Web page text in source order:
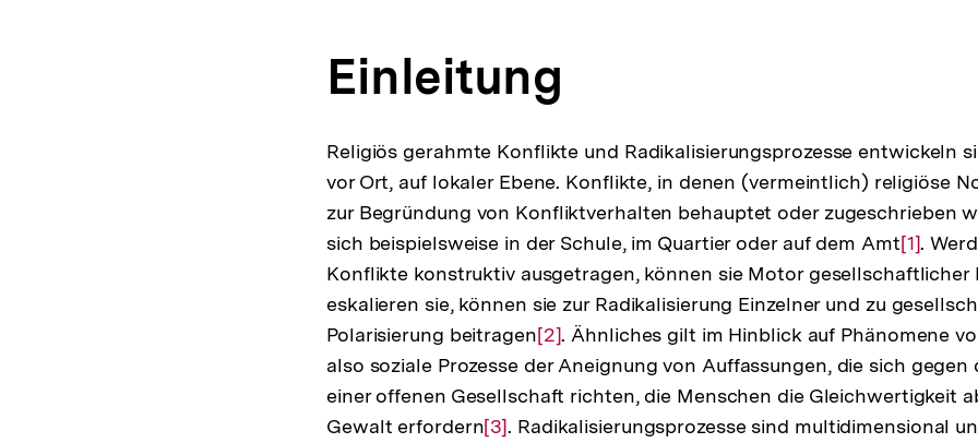
Einleitung
Religiös gerahmte Konflikte und Radikalisierungsprozesse entwickeln
vor Ort, auf lokaler Ebene. Konflikte, in denen (vermeintlich) religiöse
zur Begründung von Konfliktverhalten behauptet oder zugeschrieben
sich beispielsweise in der Schule, im Quartier oder auf dem AmtZur
der
Fußnote
[1].
Konflikte konstruktiv ausgetragen, können sie Motor gesellschaftlicher
eskalieren sie, können sie zur Radikalisierung Einzelner und zu
Polarisierung beitragenZur
Auflösung
der
Fußnote
[2]. Ähnliches gilt im Hinblick auf Phänomene
also soziale Prozesse der Aneignung von Auffassungen, die sich gegen
einer offenen Gesellschaft richten, die Menschen die Gleichwertigkeit
Gewalt erfordernZur
[3]. Radikalisierungsprozesse sind multidimensional